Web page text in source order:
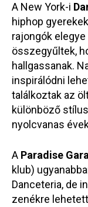
A New York-i
hiphop
rajongók
összegyűltek,
hallgassanak.
inspirálódni
találkoztak az
különböző
nyolcvanas
A Paradise
klub)
Danceteria, de
zenékre